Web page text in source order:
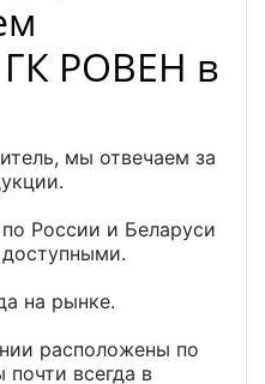
РОВЕН в
мы отвечаем за
России и Беларуси
на рынке.
расположены по
почти всегда в